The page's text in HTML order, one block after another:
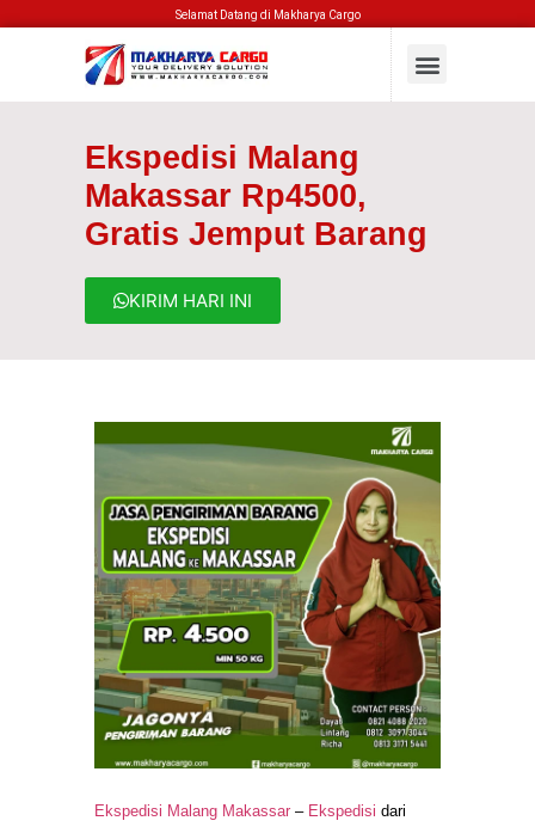
Selamat Datang di Makharya Cargo
Ekspedisi Malang
Makassar Rp4500,
Gratis Jemput Barang
KIRIM HARI INI
Ekspedisi Malang Makassar –Ekspedisi dari